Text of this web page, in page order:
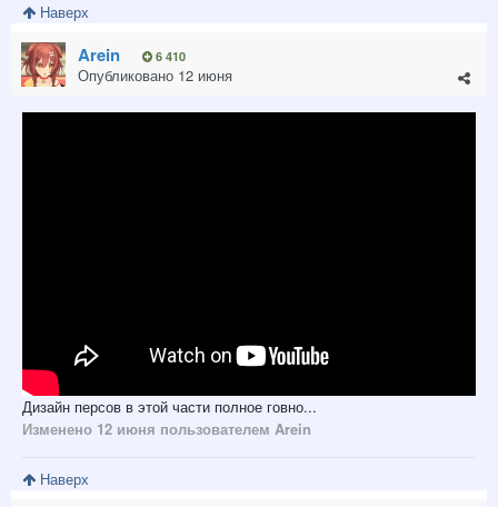
Наверх
Arein 6 410
Опубликовано 12 июня
Дизайн персов в этой части полное говно...
Изменено 12 июня пользователем Arein
Наверх